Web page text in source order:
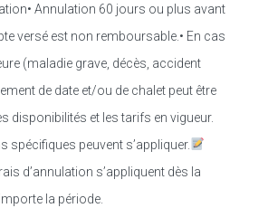
Annulation 60 jours ou plus avant
versé est non remboursable.• En cas
(maladie grave, décès, accident
de date et/ou de chalet peut être
disponibilités et les tarifs en vigueur.
spécifiques peuvent s’appliquer.
d’annulation s’appliquent dès la
la période.